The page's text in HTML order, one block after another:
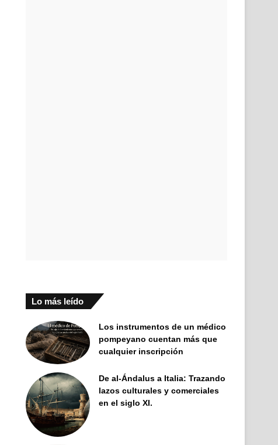
Lo más leído
Los instrumentos de un médico
pompeyano cuentan más que
cualquier inscripción
De al-Ándalus a Italia: Trazando
lazos culturales y comerciales
en el siglo XI.